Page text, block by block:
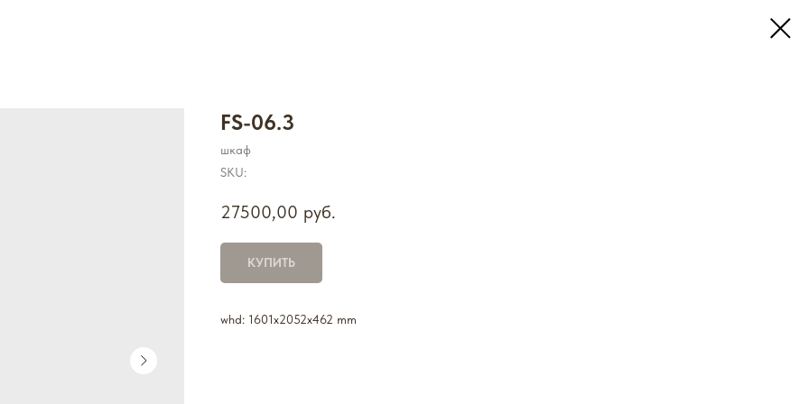
FS-06.3
шкаф
SKU:
27500,00 руб.
КУПИТЬ
whd: 1601x2052x462 mm